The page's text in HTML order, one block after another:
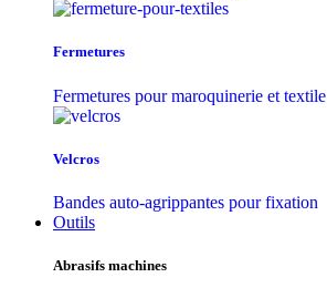
Fermetures
Fermetures pour maroquinerie et textile
Velcros
Bandes auto-agrippantes pour fixation
Outils
Abrasifs machines